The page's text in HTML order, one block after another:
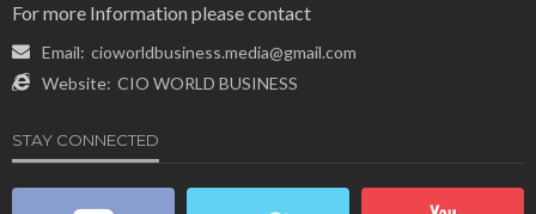
For more Information please contact
Email: cioworldbusiness.media@gmail.com
Website: CIO WORLD BUSINESS
STAY CONNECTED